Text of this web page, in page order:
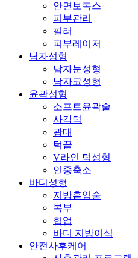
안면보톡스
피부관리
필러
피부레이저
남자성형
남자눈성형
남자코성형
윤곽성형
소프트윤곽술
사각턱
광대
턱끝
V라인 턱성형
인중축소
바디성형
지방흡입술
복부
힙업
바디 지방이식
안전사후케어